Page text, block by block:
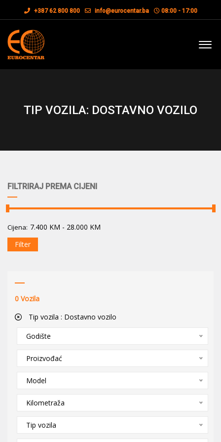
+387 62 800 800 info@eurocentar.ba 08:00 - 17:00
TIP VOZILA: DOSTAVNO VOZILO
FILTRIRAJ PREMA CIJENI
Cijena: 7.400 KM - 28.000 KM
Filter
0 Vozila
Tip vozila : Dostavno vozilo
Godište
Proizvođać
Model
Kilometraža
Tip vozila